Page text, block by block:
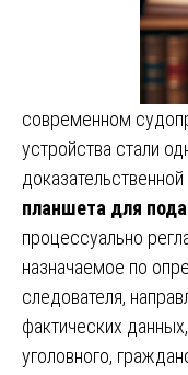
современном
устройства стали
планшета для
процессуально
назначаемое по
следователя,
фактических
уголовного,